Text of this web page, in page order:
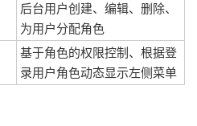
后台用户创建、编辑、删除、
为用户分配角色
基于角色的权限控制、根据登
录用户角色动态显示左侧菜单